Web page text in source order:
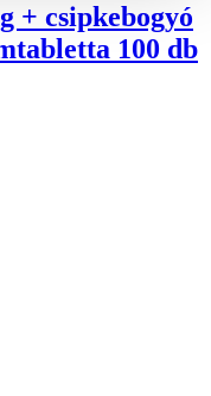
+ csipkebogyó
100 db